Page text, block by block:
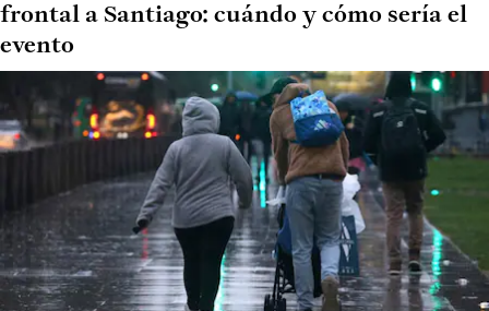
frontal a Santiago: cuándo y cómo sería el
evento